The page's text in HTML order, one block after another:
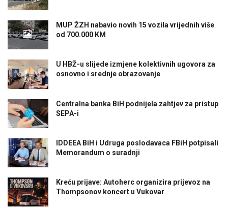
MUP ŽZH nabavio novih 15 vozila vrijednih više
od 700.000 KM
U HBŽ-u slijede izmjene kolektivnih ugovora za
osnovno i srednje obrazovanje
Centralna banka BiH podnijela zahtjev za pristup
SEPA-i
IDDEEA BiH i Udruga poslodavaca FBiH potpisali
Memorandum o suradnji
Kreću prijave: Autoherc organizira prijevoz na
Thompsonov koncert u Vukovar